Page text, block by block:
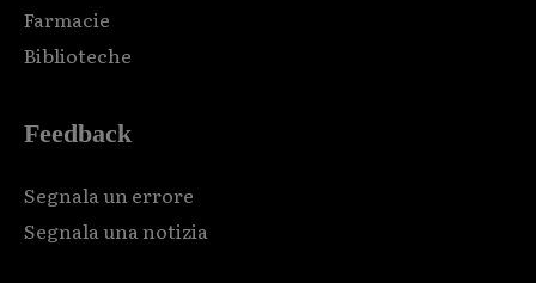
Farmacie
Biblioteche
Feedback
Segnala un errore
Segnala una notizia